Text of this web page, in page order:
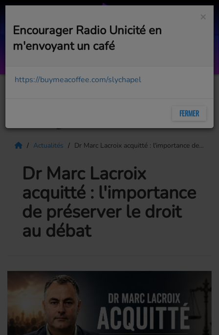
Je continuerai
Actualités Dr Marc Lacroix acquitté : l'importance de préserver le droit au débat
Dr Marc Lacroix
acquitté : l'importance
de préserver le droit
au débat
×
Encourager Radio Unicité en
m'envoyant un café
https://buymeacoffee.com/slychapel
FERMER